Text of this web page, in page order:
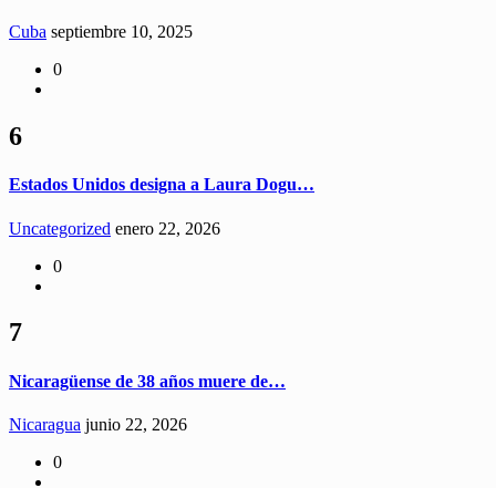
Cuba septiembre 10, 2025
0
6
Estados Unidos designa a Laura Dogu…
Uncategorized enero 22, 2026
0
7
Nicaragüense de 38 años muere de…
Nicaragua junio 22, 2026
0